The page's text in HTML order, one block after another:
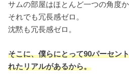
サムの部屋はほとんど一つの角度
それでも冗長感ゼロ。
沈黙も冗長感ゼロ。
そこに、僕らにとって90パーセン
れたリアルがあるから。